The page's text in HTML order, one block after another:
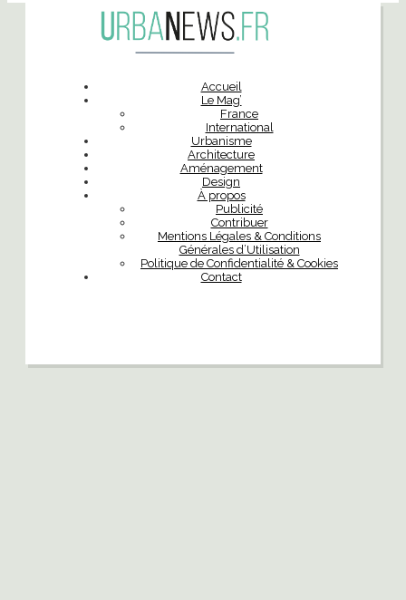
Accueil
Le Mag’
France
International
Urbanisme
Architecture
Aménagement
Design
À propos
Publicité
Contribuer
Mentions Légales & Conditions
Générales d’Utilisation
Politique de Confidentialité & Cookies
Contact